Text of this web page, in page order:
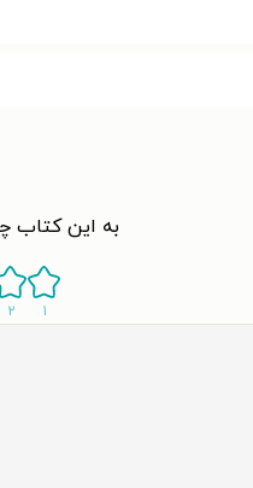
به این کتاب
۱ ۲